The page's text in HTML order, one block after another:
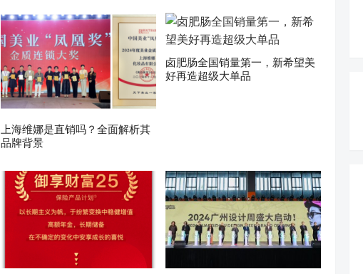
上海维娜是直销吗？全面解析其
品牌背景
卤肥肠全国销量第一，新希望美
好再造超级大单品